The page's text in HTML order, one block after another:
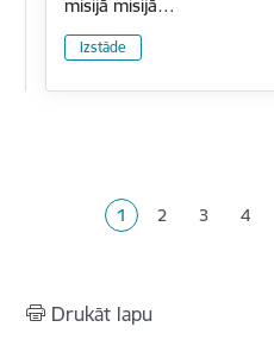
misijā misijā…
Izstāde
Pašreizējā lapa
1 Lapa
2 Lapa
3 Lapa
4
Drukāt lapu